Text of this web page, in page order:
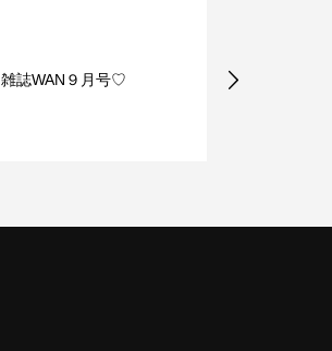
雑誌WAN９月号♡